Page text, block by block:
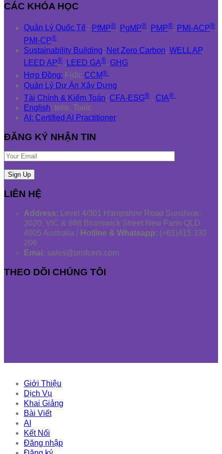
CÁC KHÓA HỌC
Quản Lý Quốc Tế : PfMP®, PgMP®, PMP®, PMI-ACP®,
PMI-CP®
Sustainability Building: Net Zero Carbon, WELL AP,
LEED AP® , LEED GA®, GHG
Hợp Đồng: Fidic CCM®
Quản Lý Dự Án Xây Dựng
Tài Chính & Kiểm Toán: CFA-ESG® , CIA®
English: Ielts, Toeic
AI: Certified AI Practitioner
ĐĂNG KÝ NHẬN TIN
LIÊN HỆ
Address: Level 4/301 Hampshire Road Sunshine,
3020, VIC & 888 Brunswick Street New Farm QLD
4005 Australia / Hotline & Whatsapp: (+61)415 330
206
Emai: sales@profcerti.com
THEO DÕI CHÚNG TÔI
Giới Thiệu
Dịch Vụ
Khai Giảng
Bài Viết
AI
Kết Nối
Đăng nhập